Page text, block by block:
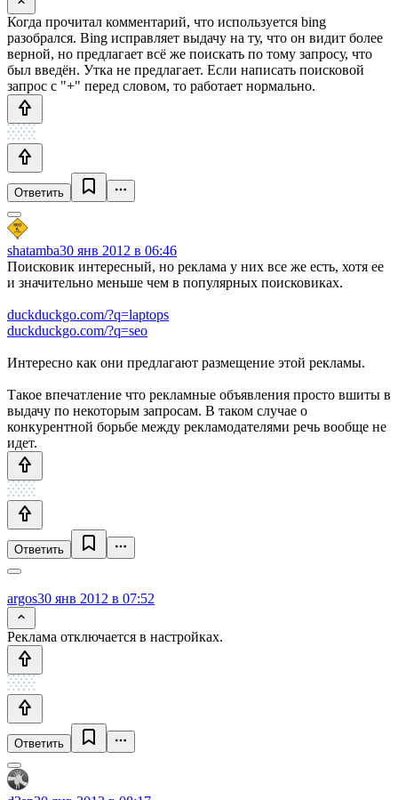
Когда прочитал комментарий, что используется bing
разобрался. Bing исправляет выдачу на ту, что он видит более
верной, но предлагает всё же поискать по тому запросу, что
был введён. Утка не предлагает. Если написать поисковой
запрос с "+" перед словом, то работает нормально.
Ответить
shatamba30 янв 2012 в 06:46
Поисковик интересный, но реклама у них все же есть, хотя ее
и значительно меньше чем в популярных поисковиках.
duckduckgo.com/?q=laptops
duckduckgo.com/?q=seo
Интересно как они предлагают размещение этой рекламы.
Такое впечатление что рекламные объявления просто вшиты в
выдачу по некоторым запросам. В таком случае о
конкурентной борьбе между рекламодателями речь вообще не
идет.
Ответить
argos30 янв 2012 в 07:52
Реклама отключается в настройках.
Ответить